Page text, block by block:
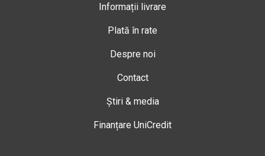
Informații livrare
Plată în rate
Despre noi
Contact
Știri & media
Finanțare UniCredit